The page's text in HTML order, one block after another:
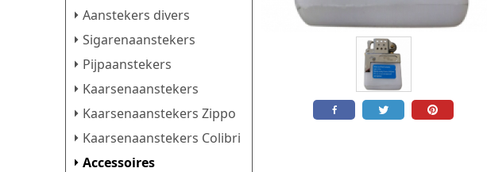
Aanstekers divers
Sigarenaanstekers
Pijpaanstekers
Kaarsenaanstekers
Kaarsenaanstekers Zippo
Kaarsenaanstekers Colibri
Accessoires